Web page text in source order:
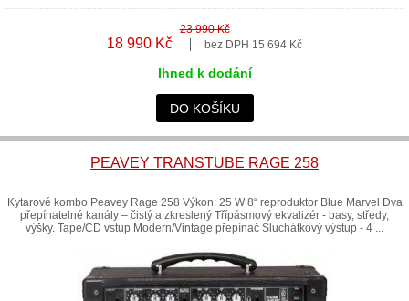
23 990 Kč
18 990 Kč bez DPH 15 694 Kč
Ihned k dodání
DO KOŠÍKU
PEAVEY TRANSTUBE RAGE 258
Kytarové kombo Peavey Rage 258 Výkon: 25 W 8“ reproduktor Blue Marvel Dva
přepínatelné kanály – čistý a zkreslený Třípásmový ekvalizér - basy, středy,
výšky. Tape/CD vstup Modern/Vintage přepínač Sluchátkový výstup - 4 ...